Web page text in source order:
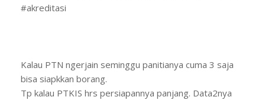
#akreditasi
Kalau PTN ngerjain seminggu panitianya cuma 3 saja
bisa siapkkan borang.
Tp kalau PTKIS hrs persiapannya panjang. Data2nya